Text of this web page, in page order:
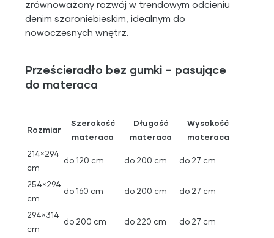
zrównoważony rozwój w trendowym odcieniu
denim szaroniebieskim, idealnym do
nowoczesnych wnętrz.
Prześcieradło bez gumki – pasujące
do materaca
Rozmiar
Szerokość
materaca
Długość
materaca
Wysokość
materaca
214×294
cm
do 120 cm do 200 cm do 27 cm
254×294
cm
do 160 cm do 200 cm do 27 cm
294×314
cm
do 200 cm do 220 cm do 27 cm